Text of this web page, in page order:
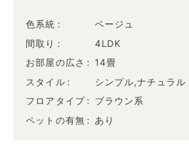
色系統
ベージュ
間取り
4LDK
お部屋の広さ
14畳
スタイル
シンプル,ナチュラル
フロアタイプ
ブラウン系
ペットの有無
あり